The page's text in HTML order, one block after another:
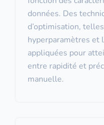
données. Des
d’optimisation,
hyperparamètres et
appliquées pour
entre rapidité et
manuelle.